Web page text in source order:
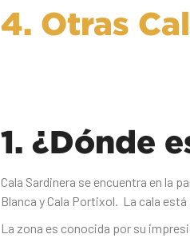
4. Otras
1. ¿Dónde
Cala Sardinera se encuentra en la
Blanca y Cala Portixol. La cala
La zona es conocida por su